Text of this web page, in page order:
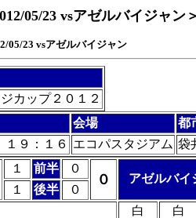
05/23 vsアゼルバイジャン
05/23 vsアゼルバイジャン
カップ２０１２
会場
都
９：１６
エコパスタジアム 袋
１ 前半 ０
０
アゼルバイ
１
後半
０
白
白